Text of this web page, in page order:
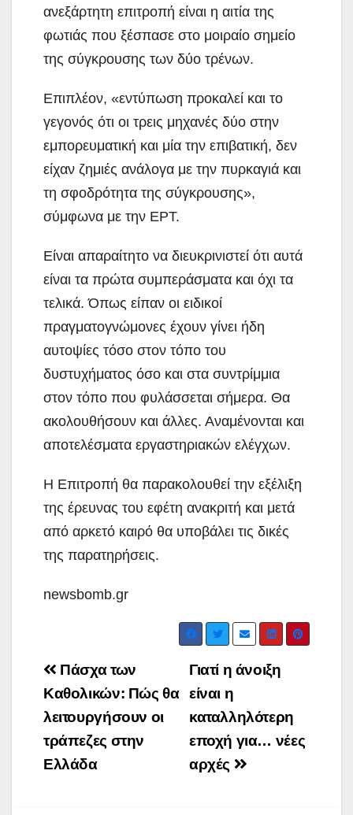
ανεξάρτητη επιτροπή είναι η αιτία της
φωτιάς που ξέσπασε στο μοιραίο σημείο
της σύγκρουσης των δύο τρένων.
Επιπλέον, «εντύπωση προκαλεί και το
γεγονός ότι οι τρεις μηχανές δύο στην
εμπορευματική και μία την επιβατική, δεν
είχαν ζημιές ανάλογα με την πυρκαγιά και
τη σφοδρότητα της σύγκρουσης»,
σύμφωνα με την ΕΡΤ.
Είναι απαραίτητο να διευκρινιστεί ότι αυτά
είναι τα πρώτα συμπεράσματα και όχι τα
τελικά. Όπως είπαν οι ειδικοί
πραγματογνώμονες έχουν γίνει ήδη
αυτοψίες τόσο στον τόπο του
δυστυχήματος όσο και στα συντρίμμια
στον τόπο που φυλάσσεται σήμερα. Θα
ακολουθήσουν και άλλες. Αναμένονται και
αποτελέσματα εργαστηριακών ελέγχων.
Η Επιτροπή θα παρακολουθεί την εξέλιξη
της έρευνας του εφέτη ανακριτή και μετά
από αρκετό καιρό θα υποβάλει τις δικές
της παρατηρήσεις.
newsbomb.gr
Post
navigation
Γιατί η άνοιξη
είναι η
καταλληλότερη
εποχή για… νέες
αρχές
Πάσχα των
Καθολικών: Πώς θα
λειτουργήσουν οι
τράπεζες στην
Ελλάδα